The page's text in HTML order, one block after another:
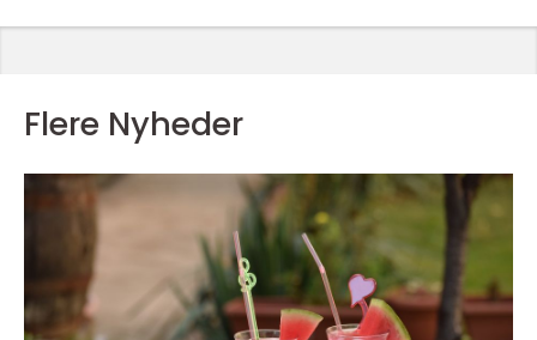
Flere Nyheder